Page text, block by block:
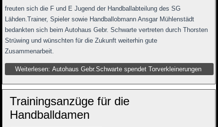
freuten sich die F und E Jugend der Handballabteilung des SG
Lähden.Trainer, Spieler sowie Handballobmann Ansgar Mühlenstädt
bedankten sich beim Autohaus Gebr. Schwarte vertreten durch Thorsten
Strüwing und wünschten für die Zukunft weiterhin gute
Zusammenarbeit.
Weiterlesen: Autohaus Gebr.Schwarte spendet Torverkleinerungen
Trainingsanzüge für die
Handballdamen